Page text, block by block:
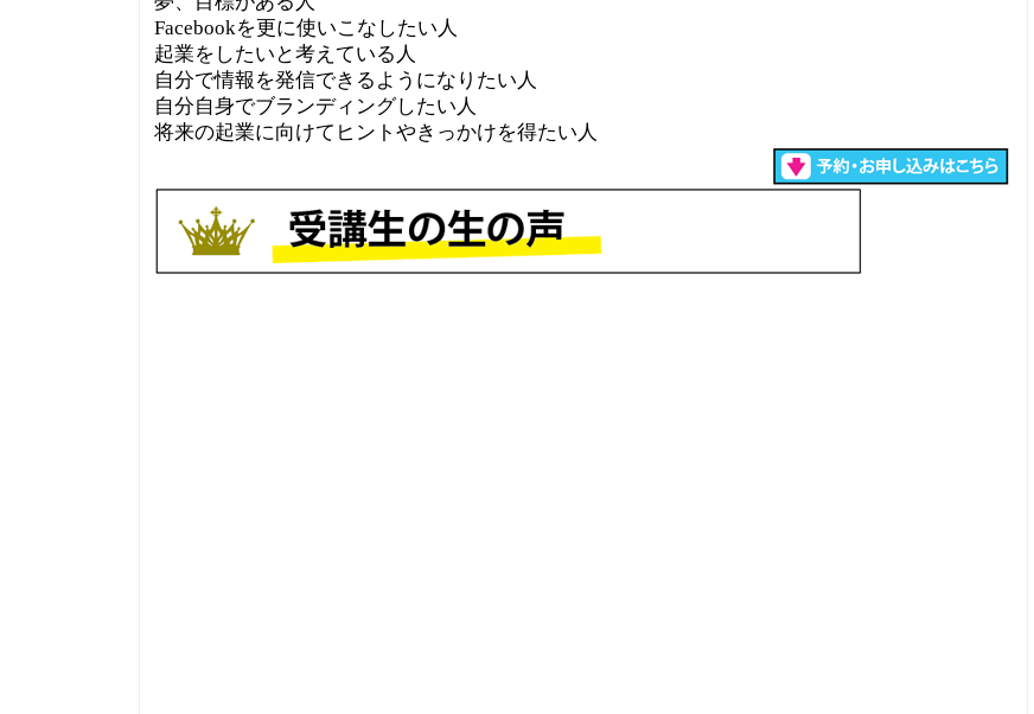
Facebookを更に使いこなしたい人
起業をしたいと考えている人
自分で情報を発信できるようになりたい人
自分自身でブランディングしたい人
将来の起業に向けてヒントやきっかけを得たい人